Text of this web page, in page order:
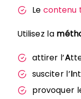
Le contenu
Utilisez la
attirer l’A
susciter l’I
provoquer